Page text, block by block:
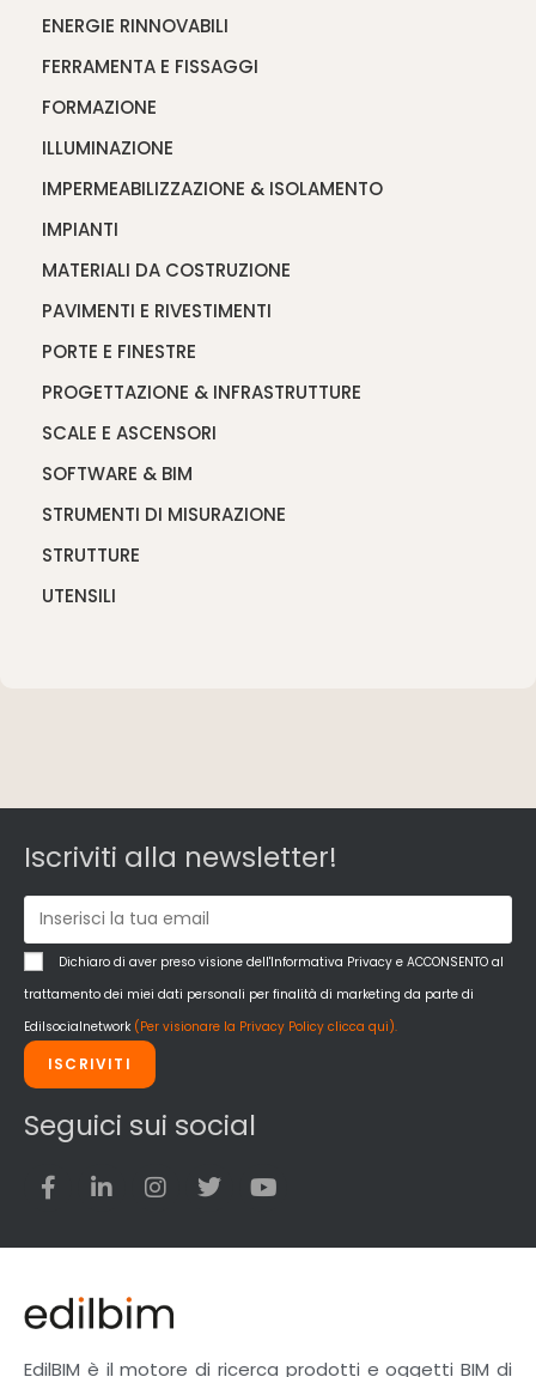
ENERGIE RINNOVABILI
FERRAMENTA E FISSAGGI
FORMAZIONE
ILLUMINAZIONE
IMPERMEABILIZZAZIONE & ISOLAMENTO
IMPIANTI
MATERIALI DA COSTRUZIONE
PAVIMENTI E RIVESTIMENTI
PORTE E FINESTRE
PROGETTAZIONE & INFRASTRUTTURE
SCALE E ASCENSORI
SOFTWARE & BIM
STRUMENTI DI MISURAZIONE
STRUTTURE
UTENSILI
Iscriviti alla newsletter!
Dichiaro di aver preso visione dell'Informativa Privacy e ACCONSENTO al
trattamento dei miei dati personali per finalità di marketing da parte di
Edilsocialnetwork (Per visionare la Privacy Policy clicca qui).
ISCRIVITI
Seguici sui social
EdilBIM è il motore di ricerca prodotti e oggetti BIM di